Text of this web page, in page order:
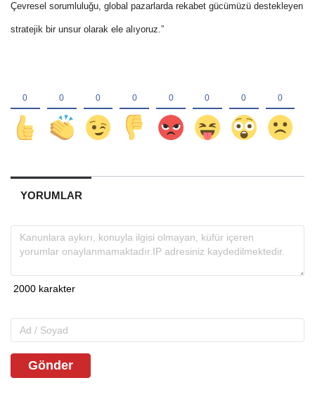
Çevresel sorumluluğu, global pazarlarda rekabet gücümüzü destekleyen
stratejik bir unsur olarak ele alıyoruz.”
YORUMLAR
Gönder